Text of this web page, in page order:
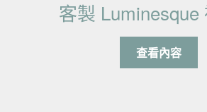
客製 Luminesque
查看內容